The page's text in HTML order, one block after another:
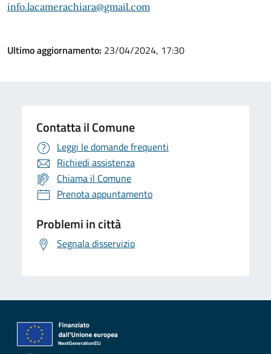
info.lacamerachiara@gmail.com
Ultimo aggiornamento: 23/04/2024, 17:30
Contatta il Comune
Leggi le domande frequenti
Richiedi assistenza
Chiama il Comune
Prenota appuntamento
Problemi in città
Segnala disservizio